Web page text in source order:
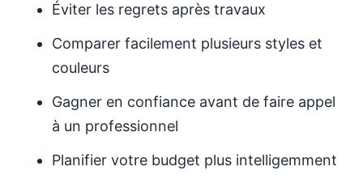
Éviter les regrets après travaux
Comparer facilement plusieurs styles et
couleurs
Gagner en confiance avant de faire appel
à un professionnel
Planifier votre budget plus intelligemment